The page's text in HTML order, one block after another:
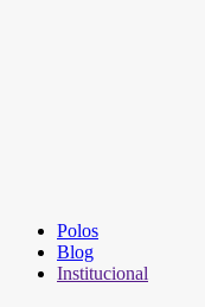
Polos
Blog
Institucional